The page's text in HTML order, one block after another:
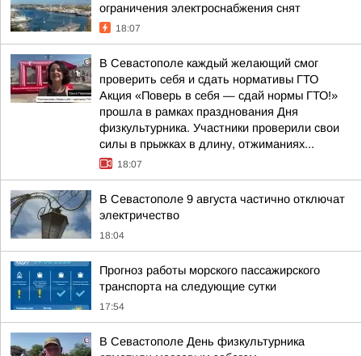
ограничения электроснабжения снят
18:07
В Севастополе каждый желающий смог
проверить себя и сдать нормативы ГТО
Акция «Поверь в себя — сдай нормы ГТО!»
прошла в рамках празднования Дня
физкультурника. Участники проверили свои
силы в прыжках в длину, отжиманиях...
18:07
В Севастополе 9 августа частично отключат
электричество
18:04
Прогноз работы морского пассажирского
транспорта на следующие сутки
17:54
В Севастополе День физкультурника